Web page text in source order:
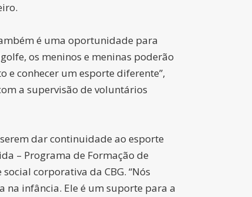
é uma oportunidade para
os meninos e meninas poderão
conhecer um esporte diferente”,
a supervisão de voluntários
dar continuidade ao esporte
– Programa de Formação de
corporativa da CBG. “Nós
na infância. Ele é um suporte para a